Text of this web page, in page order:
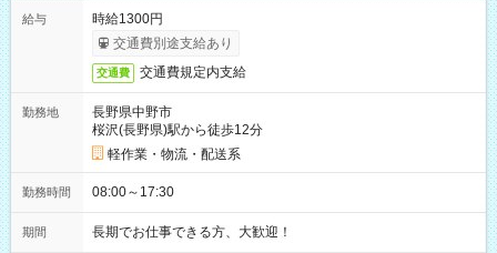
給与
時給1300円
交通費別途支給あり
交通費 交通費規定内支給
勤務地
長野県中野市
桜沢(長野県)駅から徒歩12分
軽作業・物流・配送系
勤務時間 08:00～17:30
期間 長期でお仕事できる方、大歓迎！